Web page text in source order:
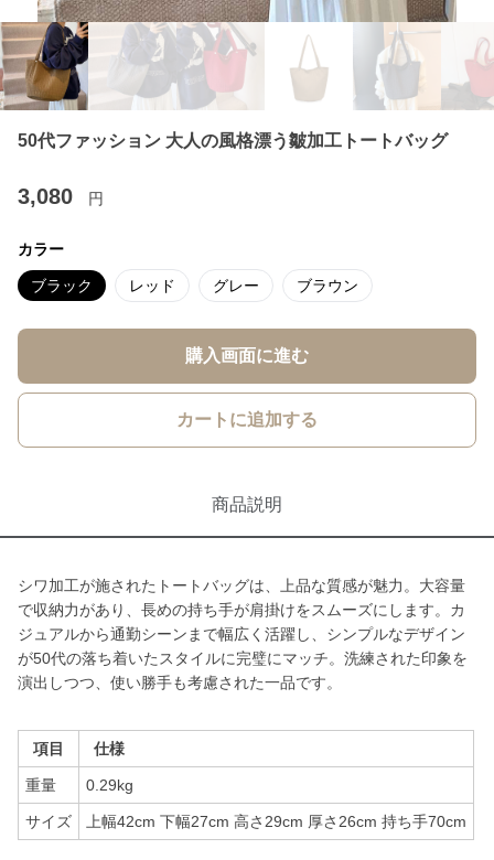
50代ファッション 大人の風格漂う皺加工トートバッグ
3,080 円
カラー
ブラック レッド グレー ブラウン
購入画面に進む
カートに追加する
商品説明
シワ加工が施されたトートバッグは、上品な質感が魅力。大容量
で収納力があり、長めの持ち手が肩掛けをスムーズにします。カ
ジュアルから通勤シーンまで幅広く活躍し、シンプルなデザイン
が50代の落ち着いたスタイルに完璧にマッチ。洗練された印象を
演出しつつ、使い勝手も考慮された一品です。
項目 仕様
重量 0.29kg
サイズ 上幅42cm 下幅27cm 高さ29cm 厚さ26cm 持ち手70cm